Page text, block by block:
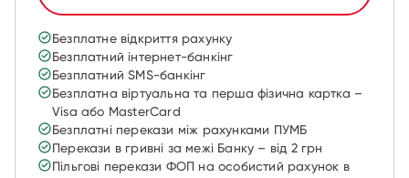
Безплатне відкриття рахунку
Безплатний інтернет-банкінг
Безплатний SMS-банкінг
Безплатна віртуальна та перша фізична картка –
Visa або MasterCard
Безплатні перекази між рахунками ПУМБ
Перекази в гривні за межі Банку – від 2 грн
Пільгові перекази ФОП на особистий рахунок в